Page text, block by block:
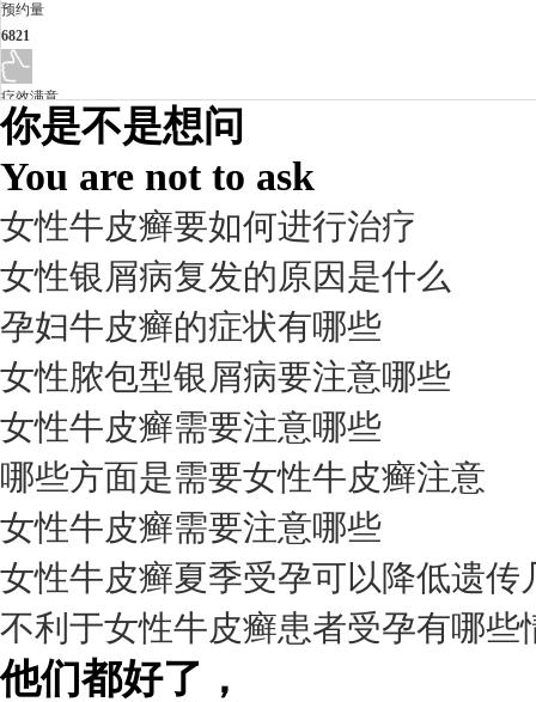
预约量
6821
疗效满意
98%
我要咨询我要预约
擅长： 杨成平 互联网门诊主任【医生简介】 毕业于长江...[详情]
预约量
6821
疗效满意
98%
你是不是想问
You are not to ask
女性牛皮癣要如何进行治疗
女性银屑病复发的原因是什么
孕妇牛皮癣的症状有哪些
女性脓包型银屑病要注意哪些
女性牛皮癣需要注意哪些
哪些方面是需要女性牛皮癣注意
女性牛皮癣需要注意哪些
女性牛皮癣夏季受孕可以降低遗传
不利于女性牛皮癣患者受孕有哪些
他们都好了，